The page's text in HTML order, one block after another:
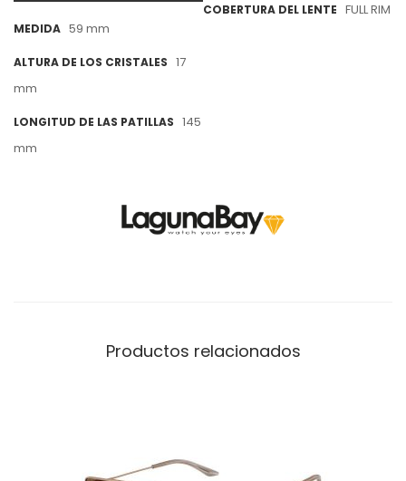
MEDIDA 59 mm
ALTURA DE LOS CRISTALES 17
mm
LONGITUD DE LAS PATILLAS 145
mm
COBERTURA DEL LENTE FULL RIM
Productos relacionados